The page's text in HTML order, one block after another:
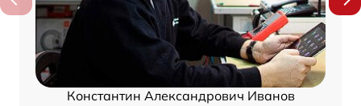
Константин Александрович Иванов